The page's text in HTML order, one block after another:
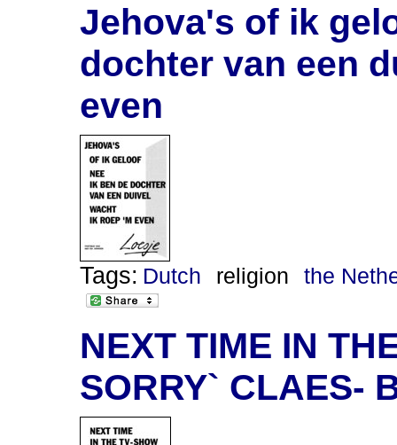
Jehova's of ik
dochter van een
even
Tags: Dutch religion the
NEXT TIME IN
SORRY` CLAES-